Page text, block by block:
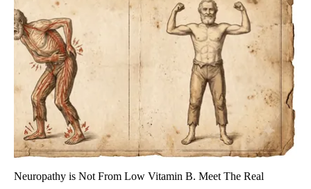
Neuropathy is Not From Low Vitamin B. Meet The Real